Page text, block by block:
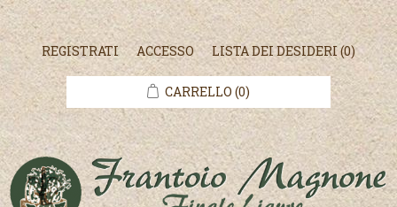
REGISTRATI ACCESSO LISTA DEI DESIDERI(0)
CARRELLO (0)